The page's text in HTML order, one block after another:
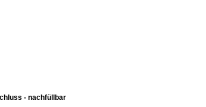
- nachfüllbar